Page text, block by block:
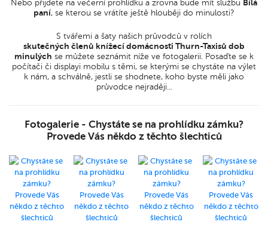
Nebo přijdete na večerní prohlídku a zrovna bude mít službu Bílá
paní, se kterou se vrátíte ještě hlouběji do minulosti?
S tvářemi a šaty našich průvodců v rolích
skutečných členů knížecí domácnosti Thurn-Taxisů dob
minulých se můžete seznámit níže ve fotogalerii. Posaďte se k
počítači či displayi mobilu s těmi, se kterými se chystáte na výlet
k nám, a schválně, jestli se shodnete, koho byste měli jako
průvodce nejraději...
Fotogalerie - Chystáte se na prohlídku zámku?
Provede Vás někdo z těchto šlechticů